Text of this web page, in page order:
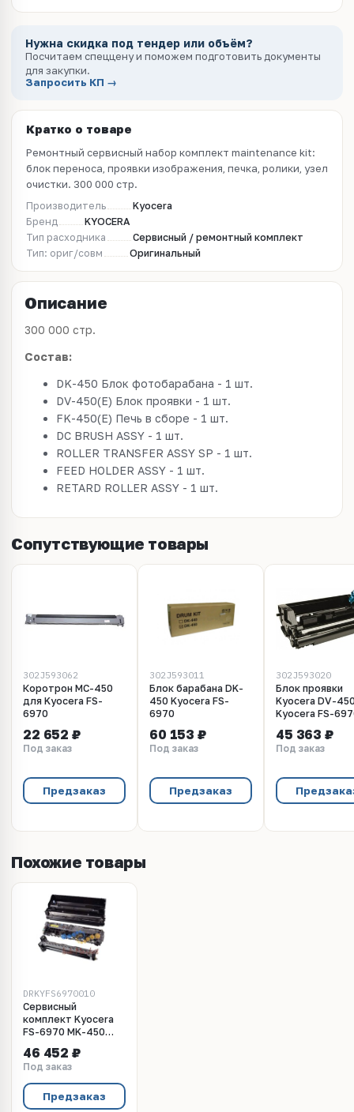
Нужна скидка под тендер или объём?
Посчитаем спеццену и поможем подготовить документы
для закупки.
Запросить КП →
Кратко о товаре
Ремонтный сервисный набор комплект maintenance kit:
блок переноса, проявки изображения, печка, ролики, узел
очистки. 300 000 стр.
Производитель
Kyocera
Бренд
KYOCERA
Тип расходника
Сервисный / ремонтный комплект
Тип: ориг/совм
Оригинальный
Описание
300 000 стр.
Состав:
DK-450 Блок фотобарабана - 1 шт.
DV-450(E) Блок проявки - 1 шт.
FK-450(E) Печь в сборе - 1 шт.
DC BRUSH ASSY - 1 шт.
ROLLER TRANSFER ASSY SP - 1 шт.
FEED HOLDER ASSY - 1 шт.
RETARD ROLLER ASSY - 1 шт.
Сопутствующие товары
302J593062
Коротрон MC-450
для Kyocera FS-
6970
22 652 ₽
Под заказ
Предзаказ
302J593011
Блок барабана DK-
450 Kyocera FS-
6970
60 153 ₽
Под заказ
Предзаказ
302J593020
Блок проявки
Kyocera DV-
Kyocera FS-
45 363 ₽
Под заказ
Похожие товары
DRKYFS6970010
Сервисный
комплект Kyocera
FS-6970 MK-450
46 452 ₽
Под заказ
Предзаказ